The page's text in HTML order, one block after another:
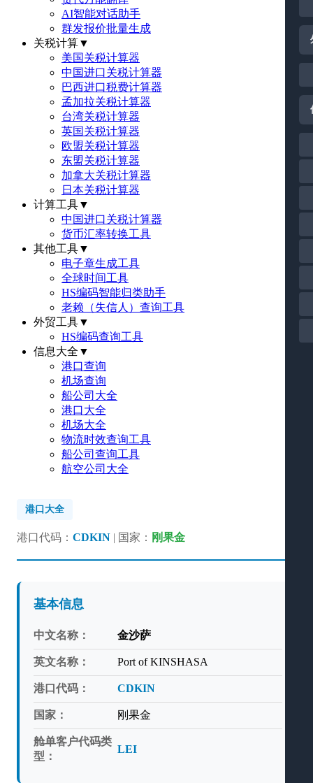
AI智能对话助手
群发报价批量生成
关税计算▼
美国关税计算器
中国进口关税计算器
巴西进口税费计算器
孟加拉关税计算器
台湾关税计算器
英国关税计算器
欧盟关税计算器
东盟关税计算器
加拿大关税计算器
日本关税计算器
计算工具▼
中国进口关税计算器
货币汇率转换工具
其他工具▼
电子章生成工具
全球时间工具
HS编码智能归类助手
老赖（失信人）查询工具
外贸工具▼
HS编码查询工具
信息大全 ▼
港口查询
机场查询
船公司大全
港口大全
机场大全
物流时效查询工具
船公司查询工具
航空公司大全
港口大全
港口代码： CDKIN | 国家： 刚果金
基本信息
中文名称： 金沙萨
英文名称： Port of KINSHASA
港口代码： CDKIN
国家： 刚果金
舱单客户代码类
型：
LEI